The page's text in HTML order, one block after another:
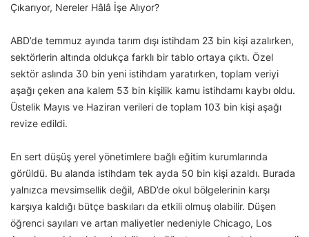
Çıkarıyor, Nereler Hâlâ İşe Alıyor?
ABD’de temmuz ayında tarım dışı istihdam 23 bin kişi azalırken,
sektörlerin altında oldukça farklı bir tablo ortaya çıktı. Özel
sektör aslında 30 bin yeni istihdam yaratırken, toplam veriyi
aşağı çeken ana kalem 53 bin kişilik kamu istihdamı kaybı oldu.
Üstelik Mayıs ve Haziran verileri de toplam 103 bin kişi aşağı
revize edildi.
En sert düşüş yerel yönetimlere bağlı eğitim kurumlarında
görüldü. Bu alanda istihdam tek ayda 50 bin kişi azaldı. Burada
yalnızca mevsimsellik değil, ABD’de okul bölgelerinin karşı
karşıya kaldığı bütçe baskıları da etkili olmuş olabilir. Düşen
öğrenci sayıları ve artan maliyetler nedeniyle Chicago, Los